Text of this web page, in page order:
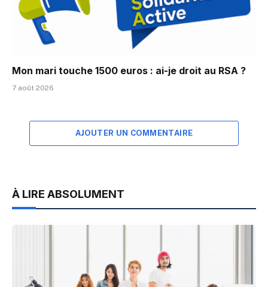
Mon mari touche 1500 euros : ai-je droit au RSA ?
7 août 2026
AJOUTER UN COMMENTAIRE
À LIRE ABSOLUMENT